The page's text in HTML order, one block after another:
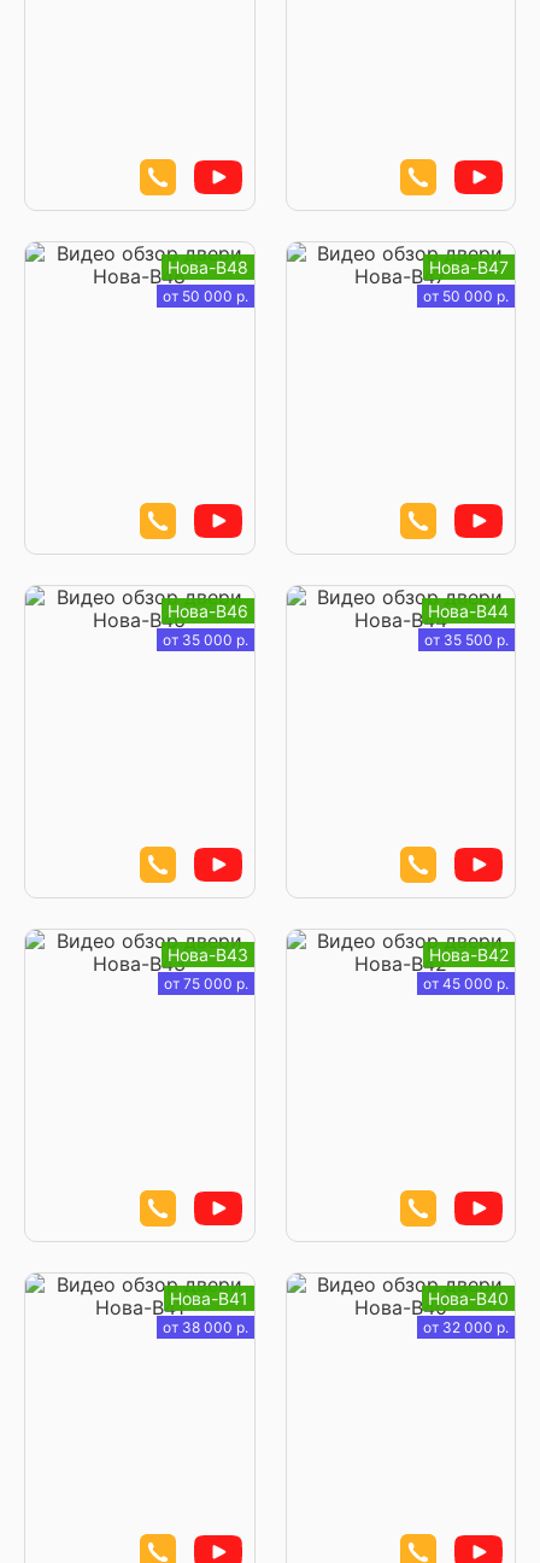
Нова-В48
от 50 000 р.
Нова-В47
от 50 000 р.
Нова-В46
от 35 000 р.
Нова-В44
от 35 500 р.
Нова-В43
от 75 000 р.
Нова-В42
от 45 000 р.
Нова-В41
от 38 000 р.
Нова-В40
от 32 000 р.